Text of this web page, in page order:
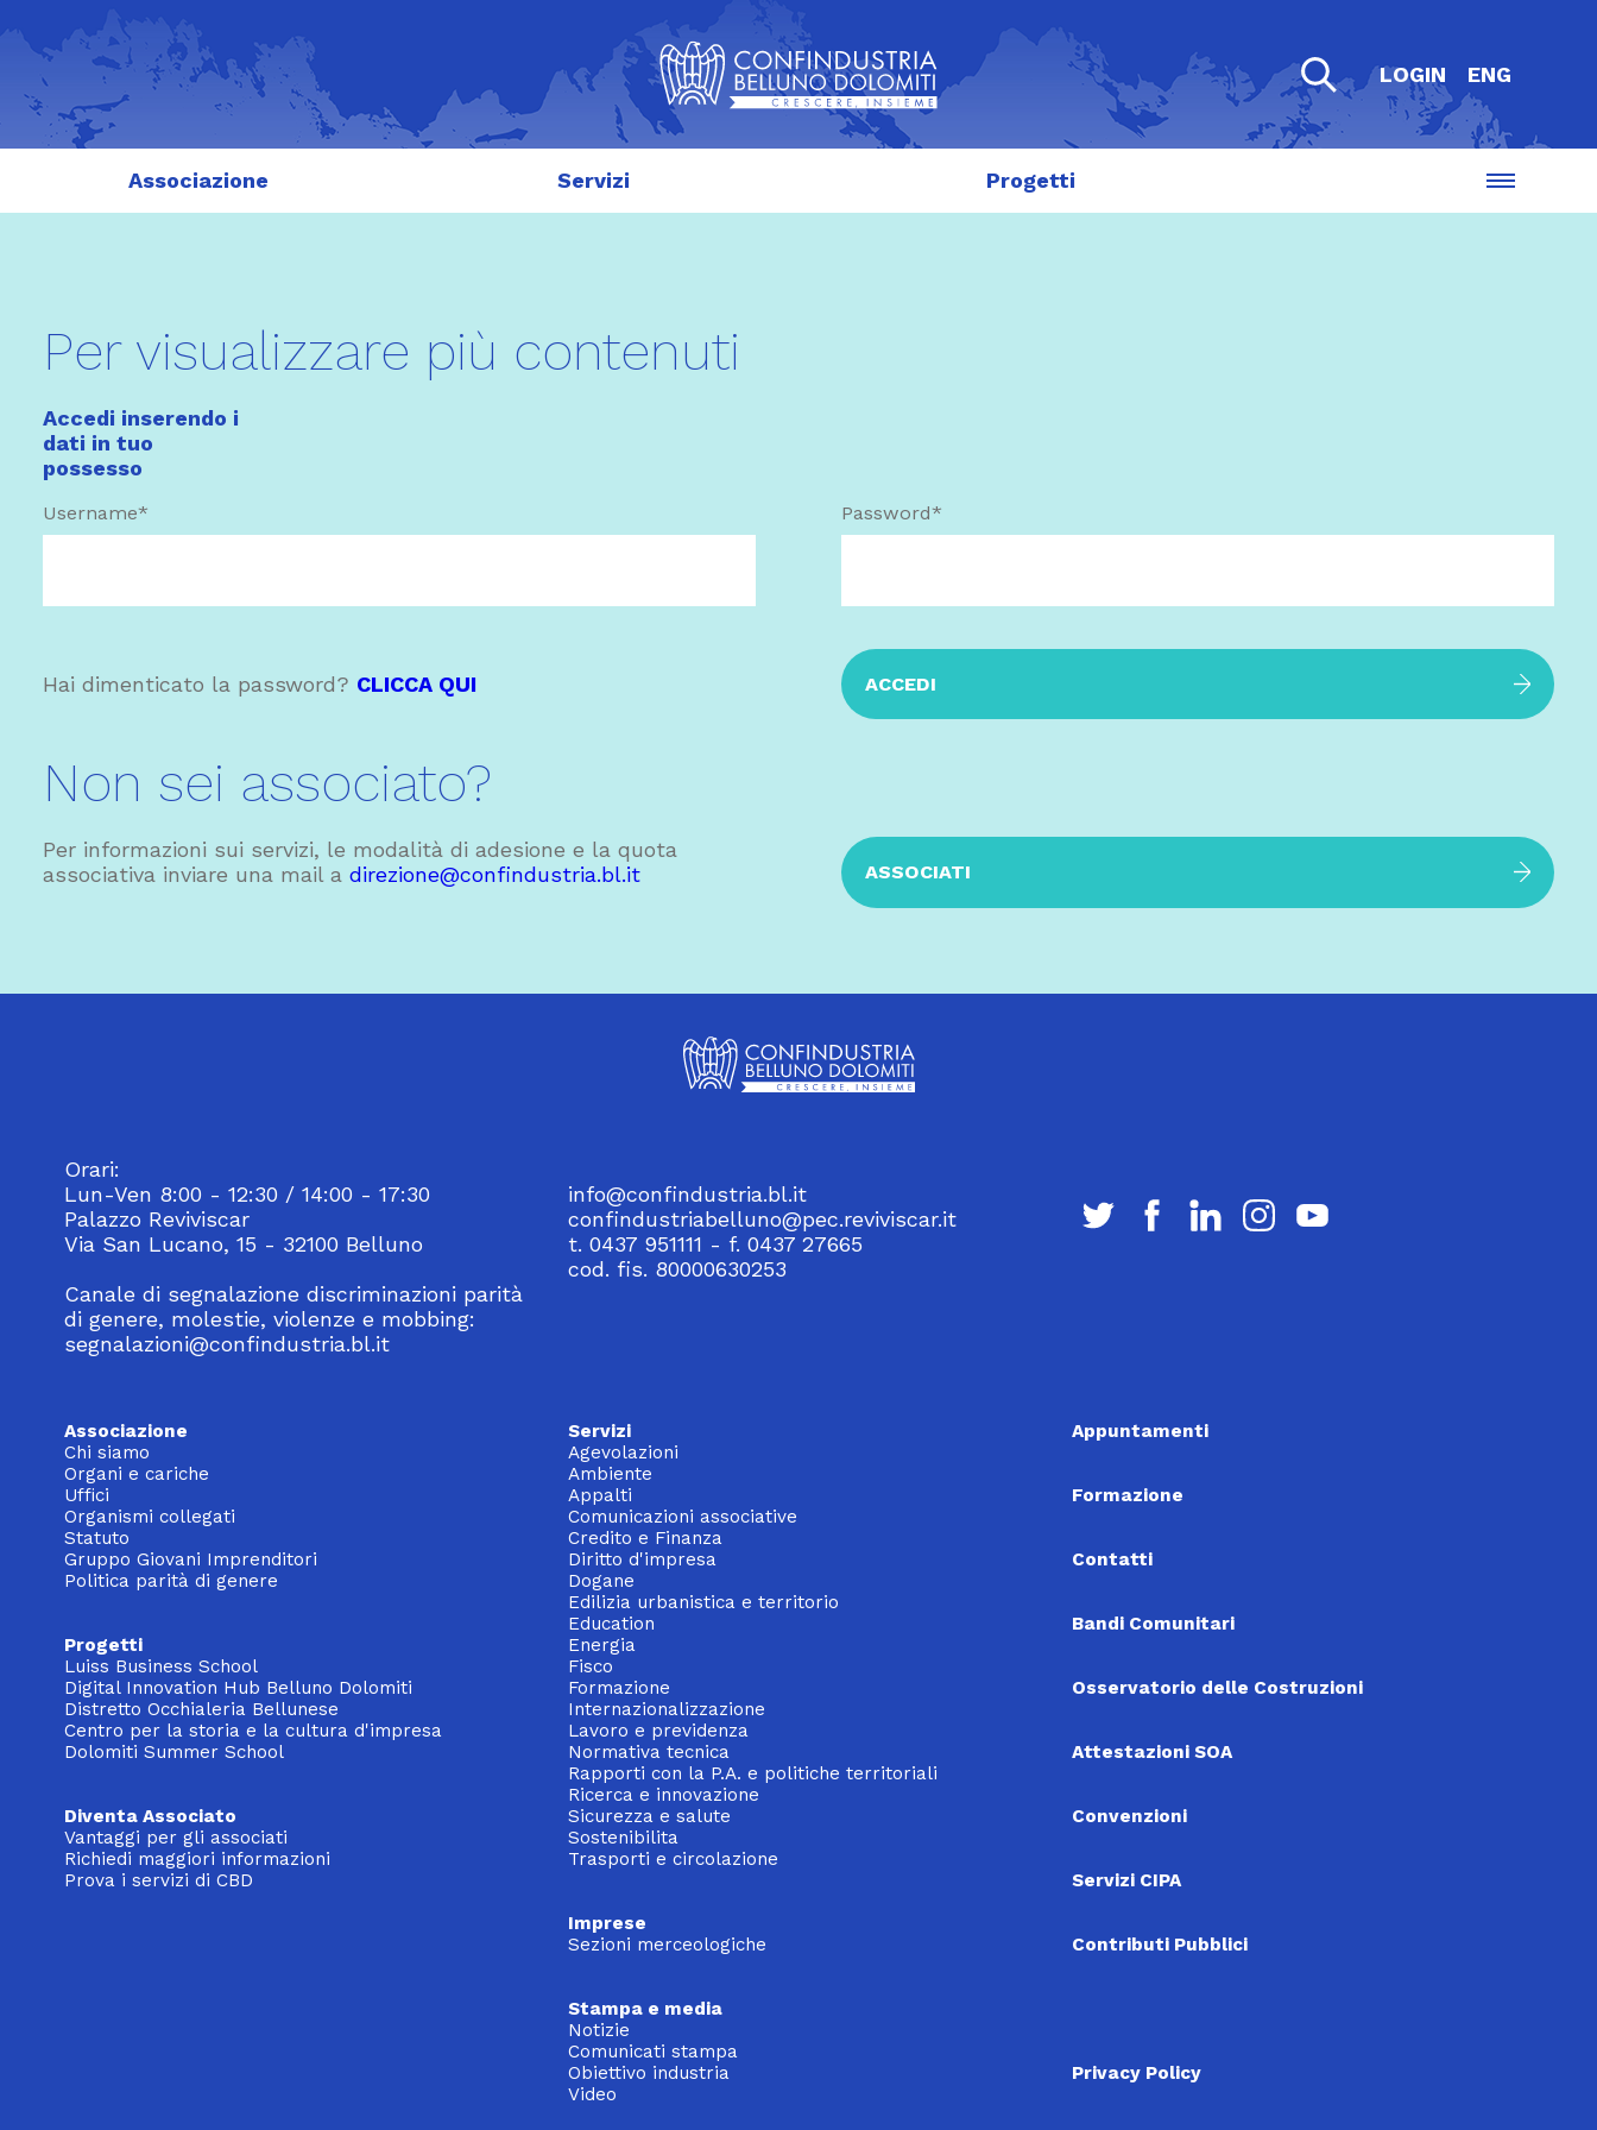
LOGIN ENG
Associazione Servizi Progetti
Per visualizzare più contenuti
Accedi inserendo i
dati in tuo
possesso
Username* Password*
Hai dimenticato la password? CLICCA QUI ACCEDI
Non sei associato?
Per informazioni sui servizi, le modalità di adesione e la quota
associativa inviare una mail a direzione@confindustria.bl.it ASSOCIATI
Orari:
Lun-Ven 8:00 - 12:30 / 14:00 - 17:30
Palazzo Reviviscar
Via San Lucano, 15 - 32100 Belluno
Canale di segnalazione discriminazioni parità
di genere, molestie, violenze e mobbing:
segnalazioni@confindustria.bl.it
info@confindustria.bl.it
confindustriabelluno@pec.reviviscar.it
t. 0437 951111 - f. 0437 27665
cod. fis. 80000630253
Associazione
Chi siamo
Organi e cariche
Uffici
Organismi collegati
Statuto
Gruppo Giovani Imprenditori
Politica parità di genere
Progetti
Luiss Business School
Digital Innovation Hub Belluno Dolomiti
Distretto Occhialeria Bellunese
Centro per la storia e la cultura d'impresa
Dolomiti Summer School
Diventa Associato
Vantaggi per gli associati
Richiedi maggiori informazioni
Prova i servizi di CBD
Servizi
Agevolazioni
Ambiente
Appalti
Comunicazioni associative
Credito e Finanza
Diritto d'impresa
Dogane
Edilizia urbanistica e territorio
Education
Energia
Fisco
Formazione
Internazionalizzazione
Lavoro e previdenza
Normativa tecnica
Rapporti con la P.A. e politiche territoriali
Ricerca e innovazione
Sicurezza e salute
Sostenibilita
Trasporti e circolazione
Imprese
Sezioni merceologiche
Stampa e media
Notizie
Comunicati stampa
Obiettivo industria
Video
Appuntamenti
Formazione
Contatti
Bandi Comunitari
Osservatorio delle Costruzioni
Attestazioni SOA
Convenzioni
Servizi CIPA
Contributi Pubblici
Privacy Policy